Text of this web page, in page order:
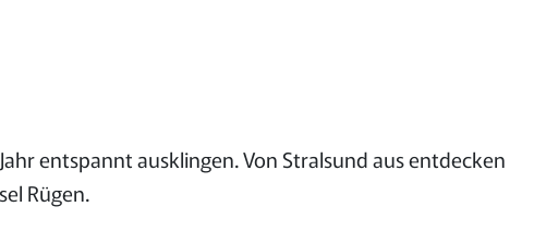
entspannt ausklingen. Von Stralsund aus entdecken
Rügen.